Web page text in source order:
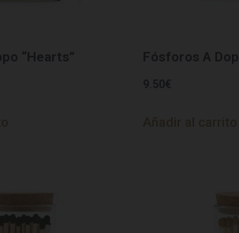
“Hearts” Fósforos A
9.50 €